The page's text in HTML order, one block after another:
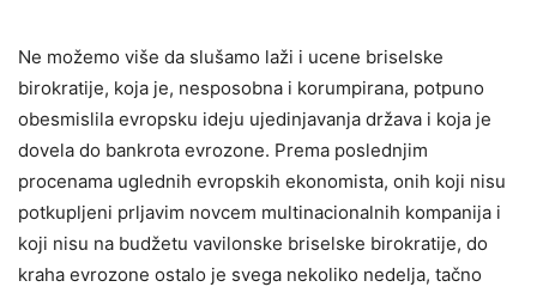
Ne možemo više da slušamo laži i ucene briselske
birokratije, koja je, nesposobna i korumpirana, potpuno
obesmislila evropsku ideju ujedinjavanja država i koja je
dovela do bankrota evrozone. Prema poslednjim
procenama uglednih evropskih ekonomista, onih koji nisu
potkupljeni prljavim novcem multinacionalnih kompanija i
koji nisu na budžetu vavilonske briselske birokratije, do
kraha evrozone ostalo je svega nekoliko nedelja, tačno